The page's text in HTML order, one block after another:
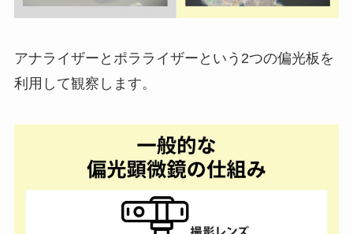
アナライザーとポラライザーという2つの偏光板を
利用して観察します。